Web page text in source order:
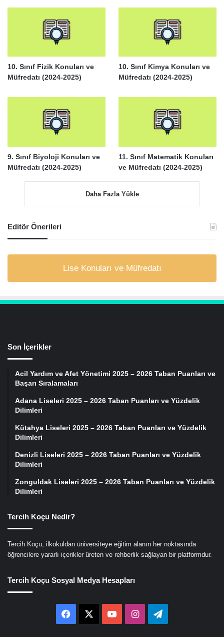
10. Sınıf Fizik Konuları ve
Müfredatı (2024-2025)
10. Sınıf Kimya Konuları ve
Müfredatı (2024-2025)
9. Sınıf Biyoloji Konuları ve
Müfredatı (2024-2025)
11. Sınıf Matematik Konuları
ve Müfredatı (2024-2025)
Daha Fazla Yükle
Editör Önerileri
Lise Konuları ve Müfredatı
Son İçerikler
Acil Yardım ve Afet Yönetimi 2025 – 2026 Taban Puanları ve
Başarı Sıralamaları
Adana Liseleri 2025 – 2026 Taban Puanları ve Yüzdelik
Dilimleri
Kütahya Liseleri 2025 – 2026 Taban Puanları ve Yüzdelik
Dilimleri
Denizli Liseleri 2025 – 2026 Taban Puanları ve Yüzdelik
Dilimleri
Zonguldak Liseleri 2025 – 2026 Taban Puanları ve Yüzdelik
Dilimleri
Tercih Koçu Nedir?
Tercih Koçu, ilkokuldan üniversiteye eğitim alanın her noktasında
öğrencilere yararlı içerikler üreten ve rehberlik sağlayan bir platformdur.
Tercih Koçu Sosyal Medya Hesapları
Facebook YouTubeInstagramTelegram